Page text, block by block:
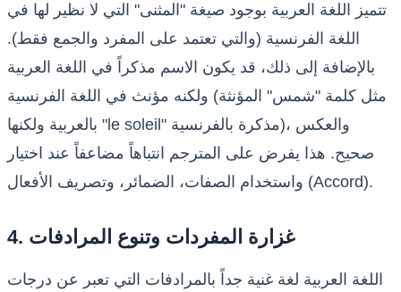
تتميز اللغة العربية بوجود صيغة "المثنى" التي لا نظير لها في
اللغة الفرنسية (والتي تعتمد على المفرد والجمع فقط).
بالإضافة إلى ذلك، قد يكون الاسم مذكراً في اللغة العربية
ولكنه مؤنث في اللغة الفرنسية (مثل كلمة "شمس" المؤنثة
بالعربية ولكنها "le soleil" مذكرة بالفرنسية)، والعكس
صحيح. هذا يفرض على المترجم انتباهاً مضاعفاً عند اختيار
واستخدام الصفات، الضمائر، وتصريف الأفعال (Accord).
4. غزارة المفردات وتنوع المرادفات
اللغة العربية لغة غنية جداً بالمرادفات التي تعبر عن درجات